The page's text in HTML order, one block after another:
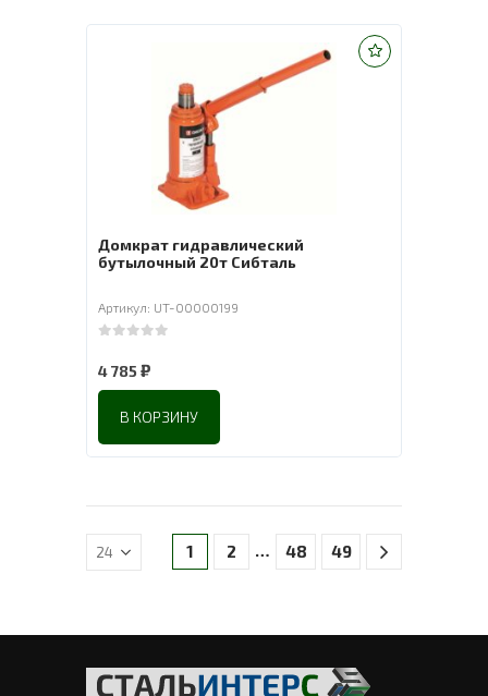
Домкрат гидравлический
бутылочный 20т Сибталь
Артикул: UT-00000199
4 785 ₽
В КОРЗИНУ
1 2 … 48 49